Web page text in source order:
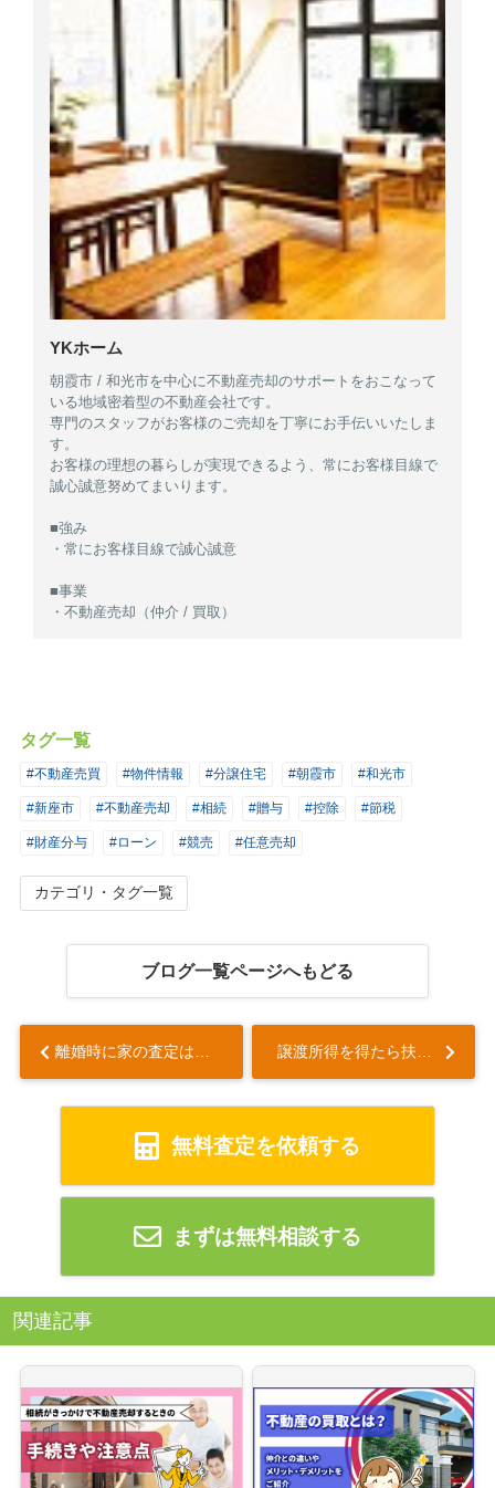
YKホーム
朝霞市 / 和光市を中心に不動産売却のサポートをおこなって
いる地域密着型の不動産会社です。
専門のスタッフがお客様のご売却を丁寧にお手伝いいたしま
す。
お客様の理想の暮らしが実現できるよう、常にお客様目線で
誠心誠意努めてまいります。
■強み
・常にお客様目線で誠心誠意
■事業
・不動産売却（仲介 / 買取）
タグ一覧
#不動産売買 #物件情報 #分譲住宅 #朝霞市 #和光市
#新座市 #不動産売却 #相続 #贈与 #控除 #節税
#財産分与 #ローン #競売 #任意売却
カテゴリ・タグ一覧
ブログ一覧ページへもどる
離婚時に家の査定は必要？査定方法や注意点について解説！... 譲渡所得を得たら扶養控除から外れる？扶養を外れるデメリットや対策を解説...
無料査定を依頼する
まずは無料相談する
関連記事